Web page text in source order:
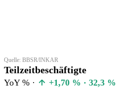
Quelle: BBSR/INKAR
Teilzeitbeschäftigte
YoY % · +1,70 % · 32,3 %